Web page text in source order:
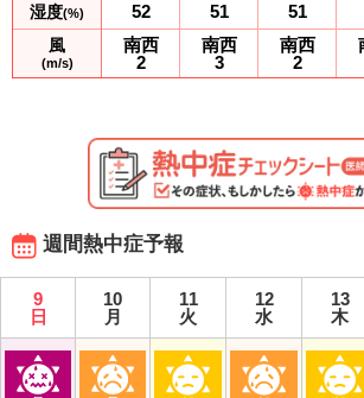
湿度(%)
風
(m/s)
52
南西
2
51
南西
3
51
南西
2
週間熱中症予報
9
日
10
月
11
火
12
水
13
木